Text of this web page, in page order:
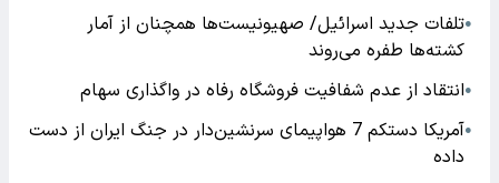
●تلفات جدید اسرائیل/ صهیونیست‌ها همچنان از آمار
کشته‌ها طفره می‌روند
●انتقاد از عدم شفافیت فروشگاه رفاه در واگذاری سهام
●
آمریکا دستکم 7 هواپیمای سرنشین‌دار در جنگ ایران از دست
داده